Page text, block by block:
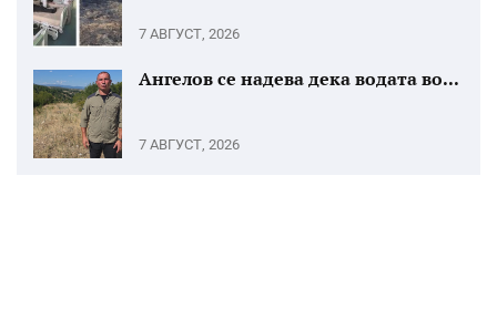
7 АВГУСТ, 2026
Ангелов се надева дека водата во...
7 АВГУСТ, 2026